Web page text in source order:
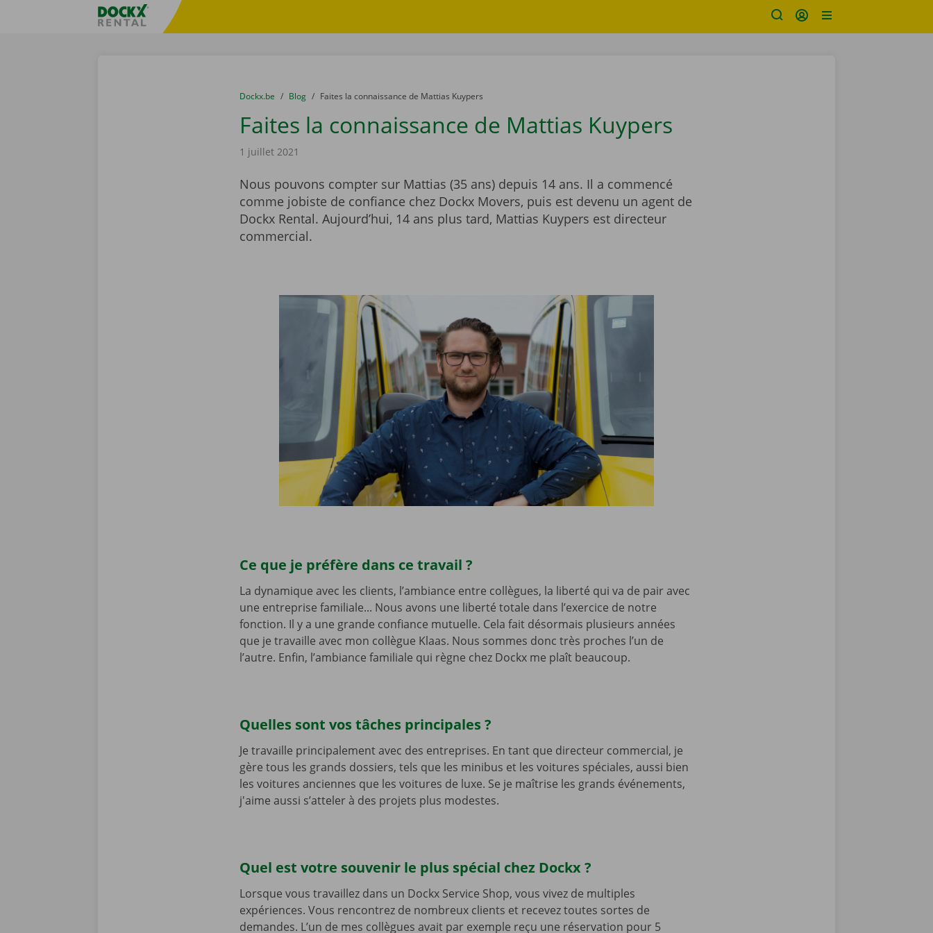
sitename
You are here:
du
Dockx.be to
Blog to
Faites la connaissance de Mattias Kuypers
Faites la connaissance de Mattias Kuypers
1 juillet 2021
Nous pouvons compter sur Mattias (35 ans) depuis 14 ans. Il a commencé
comme jobiste de confiance chez Dockx Movers, puis est devenu un agent de
Dockx Rental. Aujourd’hui, 14 ans plus tard, Mattias Kuypers est directeur
commercial.
Ce que je préfère dans ce travail ?
La dynamique avec les clients, l’ambiance entre collègues, la liberté qui va de pair avec
une entreprise familiale... Nous avons une liberté totale dans l’exercice de notre
fonction. Il y a une grande confiance mutuelle. Cela fait désormais plusieurs années
que je travaille avec mon collègue Klaas. Nous sommes donc très proches l’un de
l’autre. Enfin, l’ambiance familiale qui règne chez Dockx me plaît beaucoup.
Quelles sont vos tâches principales ?
Je travaille principalement avec des entreprises. En tant que directeur commercial, je
gère tous les grands dossiers, tels que les minibus et les voitures spéciales, aussi bien
les voitures anciennes que les voitures de luxe. Se je maîtrise les grands événements,
j'aime aussi s’atteler à des projets plus modestes.
Quel est votre souvenir le plus spécial chez Dockx ?
Lorsque vous travaillez dans un Dockx Service Shop, vous vivez de multiples
expériences. Vous rencontrez de nombreux clients et recevez toutes sortes de
demandes. L’un de mes collègues avait par exemple reçu une réservation pour 5